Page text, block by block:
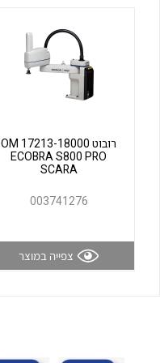
לכל מוצרי היצרן
רובוט OM 17213-18000
ECOBRA S800 PRO
SCARA
003741276
צפייה במוצר